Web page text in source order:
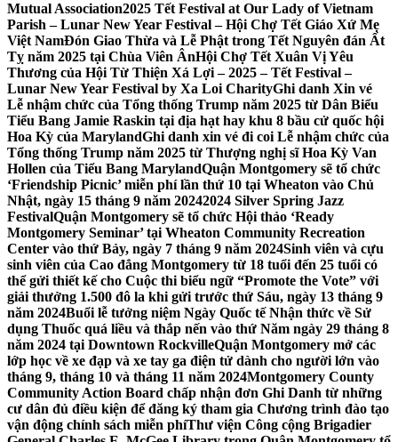
Mutual Association2025 Tết Festival at Our Lady of Vietnam
Parish – Lunar New Year Festival – Hội Chợ Tết Giáo Xứ Mẹ
Việt NamĐón Giao Thừa và Lễ Phật trong Tết Nguyên đán Ất
Tỵ năm 2025 tại Chùa Viên ÂnHội Chợ Tết Xuân Vị Yêu
Thương của Hội Từ Thiện Xá Lợi – 2025 – Tết Festival –
Lunar New Year Festival by Xa Loi CharityGhi danh Xin vé
Lễ nhậm chức của Tổng thống Trump năm 2025 từ Dân Biểu
Tiểu Bang Jamie Raskin tại địa hạt hay khu 8 bầu cử quốc hội
Hoa Kỳ của MarylandGhi danh xin vé đi coi Lễ nhậm chức của
Tổng thống Trump năm 2025 từ Thượng nghị sĩ Hoa Kỳ Van
Hollen của Tiểu Bang MarylandQuận Montgomery sẽ tổ chức
‘Friendship Picnic’ miễn phí lần thứ 10 tại Wheaton vào Chủ
Nhật, ngày 15 tháng 9 năm 20242024 Silver Spring Jazz
FestivalQuận Montgomery sẽ tổ chức Hội thảo ‘Ready
Montgomery Seminar’ tại Wheaton Community Recreation
Center vào thứ Bảy, ngày 7 tháng 9 năm 2024Sinh viên và cựu
sinh viên của Cao đẳng Montgomery từ 18 tuổi đến 25 tuổi có
thể gửi thiết kế cho Cuộc thi biểu ngữ “Promote the Vote” với
giải thưởng 1.500 đô la khi gửi trước thứ Sáu, ngày 13 tháng 9
năm 2024Buổi lễ tưởng niệm Ngày Quốc tế Nhận thức về Sử
dụng Thuốc quá liều và thắp nến vào thứ Năm ngày 29 tháng 8
năm 2024 tại Downtown RockvilleQuận Montgomery mở các
lớp học về xe đạp và xe tay ga điện tử dành cho người lớn vào
tháng 9, tháng 10 và tháng 11 năm 2024Montgomery County
Community Action Board chấp nhận đơn Ghi Danh từ những
cư dân đủ điều kiện để đăng ký tham gia Chương trình đào tạo
vận động chính sách miễn phíThư viện Công cộng Brigadier